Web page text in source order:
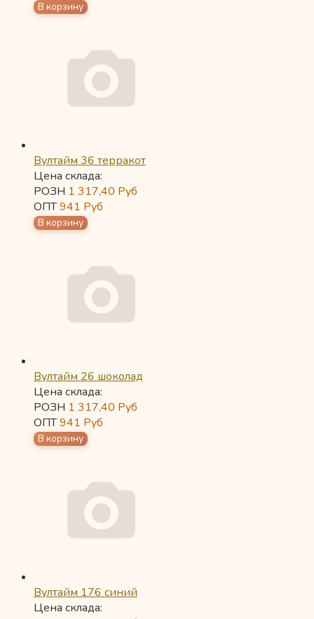
Вултайм 36 терракот
Цена склада:
РОЗН 1 317,40 Руб
ОПТ941 Руб
Вултайм 26 шоколад
Цена склада:
РОЗН 1 317,40 Руб
ОПТ941 Руб
Вултайм 176 синий
Цена склада: